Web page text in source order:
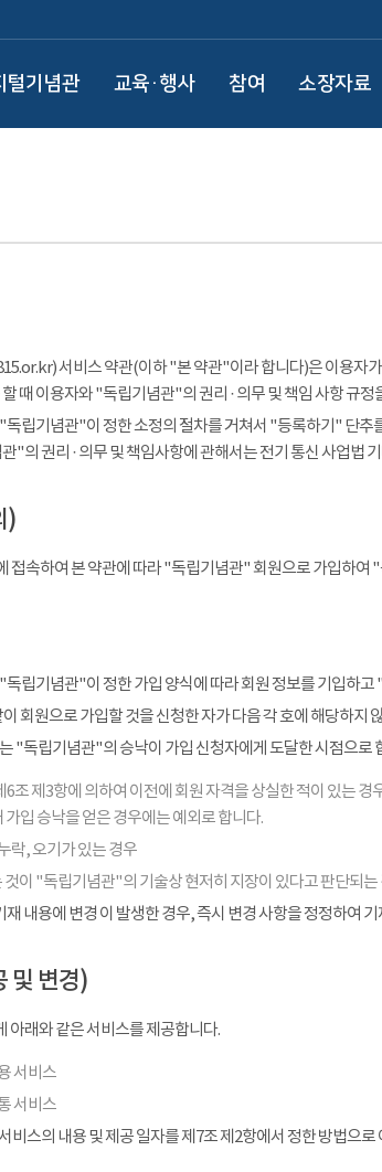
털기념관 교육·행사 참여 소장자료
서비스 약관(이하 "본 약관"이라 합니다)은 이용자
때 이용자와 "독립기념관"의 권리 · 의무 및 책임 사항 규정
립기념관"이 정한 소정의 절차를 거쳐서 "등록하기" 단추
"의 권리 · 의무 및 책임사항에 관해서는 전기 통신 사업법
)
속하여 본 약관에 따라 "독립기념관" 회원으로 가입하여
독립기념관"이 정한 가입 양식에 따라 회원 정보를 기입하
회원으로 가입할 것을 신청한 자가 다음 각 호에 해당하지
"독립기념관"의 승낙이 가입 신청자에게 도달한 시점으로
6조 제3항에 의하여 이전에 회원 자격을 상실한 적이 있는
입 승낙을 얻은 경우에는 예외로 합니다.
락, 오기가 있는 경우
것이 "독립기념관"의 기술상 현저히 지장이 있다고 판단되는
재 내용에 변경 이 발생한 경우, 즉시 변경 사항을 정정하여
및 변경)
래와 같은 서비스를 제공합니다.
서비스
서비스
비스의 내용 및 제공 일자를 제7조 제2항에서 정한 방법으